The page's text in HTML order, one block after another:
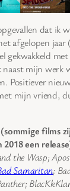
dat ik
afgelopen jaar
gekwakkeld
mijn werk
Positiever
mijn vriend,
films
een
the Wasp;
Samaritan;